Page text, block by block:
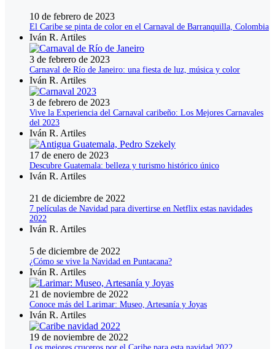
10 de febrero de 2023
El Caribe se pinta de color en el Carnaval de Barranquilla, Colombia
Iván R. Artiles
3 de febrero de 2023
Carnaval de Río de Janeiro: una fiesta de luz, música y color
Iván R. Artiles
3 de febrero de 2023
Vive la Experiencia del Carnaval caribeño: Los Mejores Carnavales
del 2023
Iván R. Artiles
17 de enero de 2023
Descubre Guatemala: belleza y turismo histórico único
Iván R. Artiles
21 de diciembre de 2022
7 películas de Navidad para divertirse en Netflix estas navidades
2022
Iván R. Artiles
5 de diciembre de 2022
¿Cómo se vive la Navidad en Puntacana?
Iván R. Artiles
21 de noviembre de 2022
Conoce más del Larimar: Museo, Artesanía y Joyas
Iván R. Artiles
19 de noviembre de 2022